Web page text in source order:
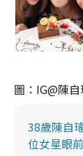
圖：IG@陳
38歲陳自
位女星眼